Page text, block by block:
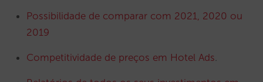
Possibilidade de comparar com 2021, 2020 ou
2019
Competitividade de preços em Hotel Ads.